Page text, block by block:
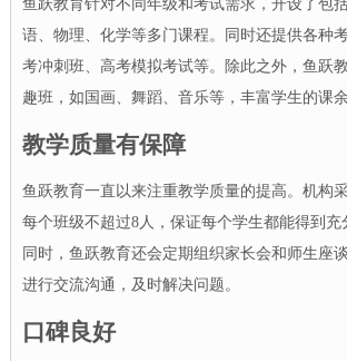
鱼跃教育针对不同年级和考试需求，开设了包
语、物理、化学等多门课程。同时还提供各种
考冲刺班、高考模拟考试等。除此之外，鱼跃
趣班，如国画、舞蹈、音乐等，丰富学生的课余
教学质量有保障
鱼跃教育一直以来注重教学质量的提高。机构
每个班级不超过8人，保证每个学生都能得到充
同时，鱼跃教育还会定期组织家长会和师生座
进行交流沟通，及时解决问题。
口碑良好